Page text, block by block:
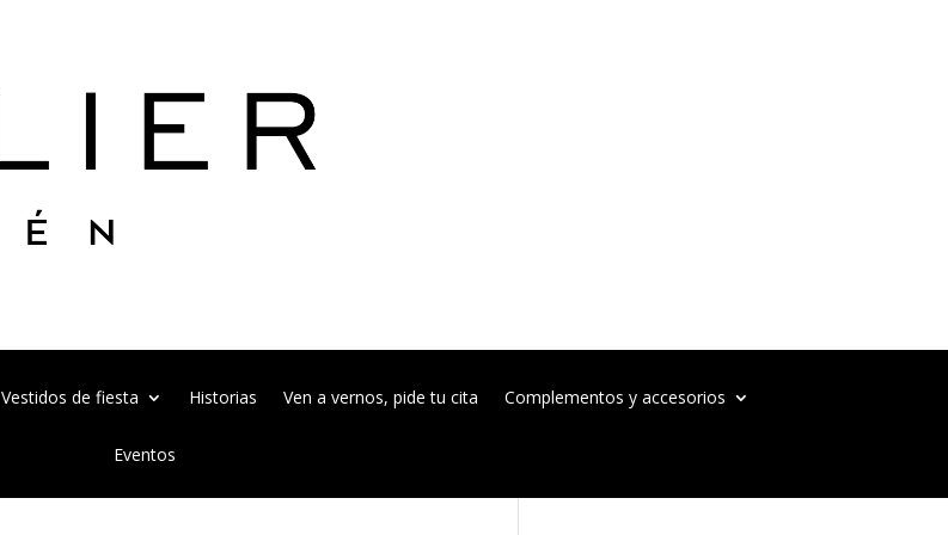
Vestidos de fiesta Historias Ven a vernos, pide tu cita Complementos y accesorios
Eventos